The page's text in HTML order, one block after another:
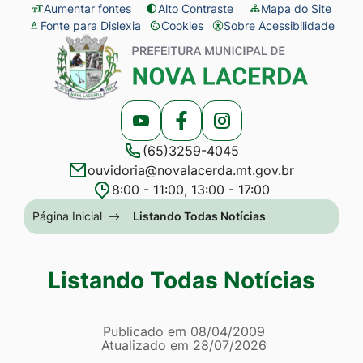
Seção
de
atalhos
acessibilidade
Ir
para
conteúdo
menu
[alt+2]
para
Aumentar fontes Alto Contraste
Mapa do Site
Fonte para Dislexia
Cookies
Abrir
preferências
de
cookies
Sobre Acessibilidade
Seção
menu
Acessar
a
Rede
Social
Acessar
a
Rede
Social
Acessar
a
Rede
Social
(65)3259-4045
ouvidoria@novalacerda.mt.gov.br
8:00 - 11:00, 13:00 - 17:00
Seção
do
principal
Página Inicial Listando Todas Notícias
Listando Todas Notícias
Página Listando Todas
Informações
Publicado em 08/04/2009
Atualizado em 28/07/2026